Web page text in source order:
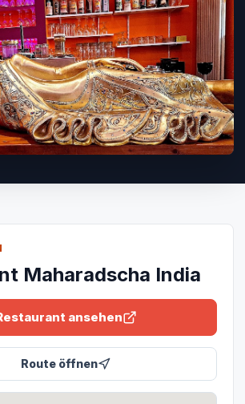
Maharadscha India
ansehen
Route öffnen